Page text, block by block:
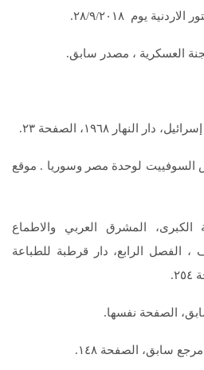
يوم ٢٨/٩/٢٠١٨.
السوفييت لوحدة مصر وسوريا . موقع
الكبرى، المشرق العربي والاطماع
، الفصل الرابع، دار قرطبة للطباعة